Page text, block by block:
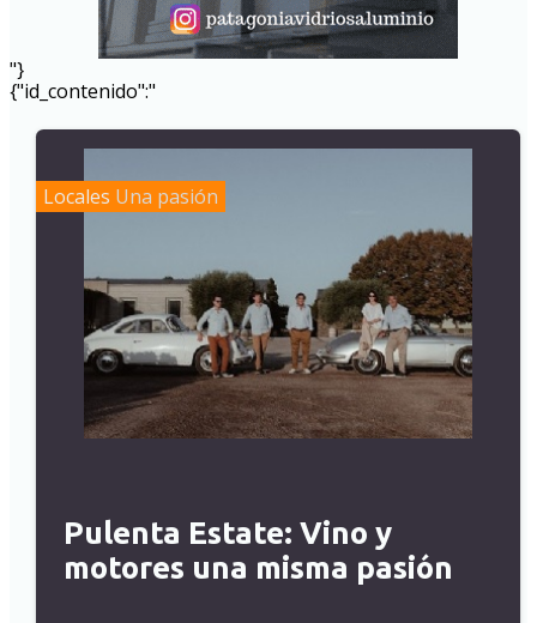
"}
{"id_contenido":"
Locales Una pasión
Pulenta Estate: Vino y
motores una misma pasión